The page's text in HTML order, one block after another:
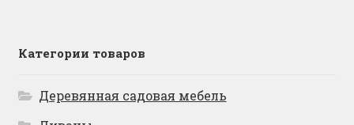
Категории товаров
Деревянная садовая мебель